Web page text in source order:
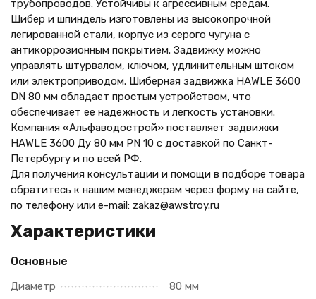
трубопроводов. Устойчивы к агрессивным средам.
Шибер и шпиндель изготовлены из высокопрочной
легированной стали, корпус из серого чугуна с
антикоррозионным покрытием. Задвижку можно
управлять штурвалом, ключом, удлинительным штоком
или электроприводом. Шиберная задвижка HAWLE 3600
DN 80 мм обладает простым устройством, что
обеспечивает ее надежность и легкость установки.
Компания «Альфаводострой» поставляет задвижки
HAWLE 3600 Ду 80 мм PN 10 с доставкой по Санкт-
Петербургу и по всей РФ.
Для получения консультации и помощи в подборе товара
обратитесь к нашим менеджерам через форму на сайте,
по телефону или e-mail: zakaz@awstroy.ru
Характеристики
Основные
Диаметр
80 мм